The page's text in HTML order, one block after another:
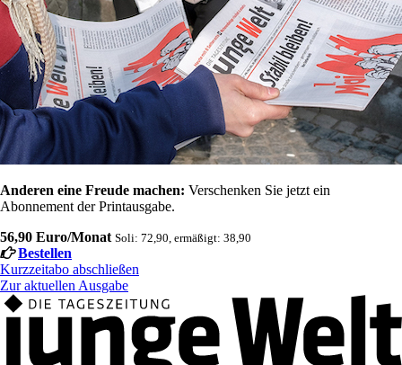
Anderen eine Freude machen: Verschenken Sie jetzt ein
Abonnement der Printausgabe.
56,90 Euro/Monat Soli: 72,90, ermäßigt: 38,90
Bestellen
Kurzzeitabo abschließen
Zur aktuellen Ausgabe